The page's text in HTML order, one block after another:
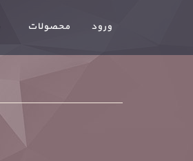
ورود محصولات